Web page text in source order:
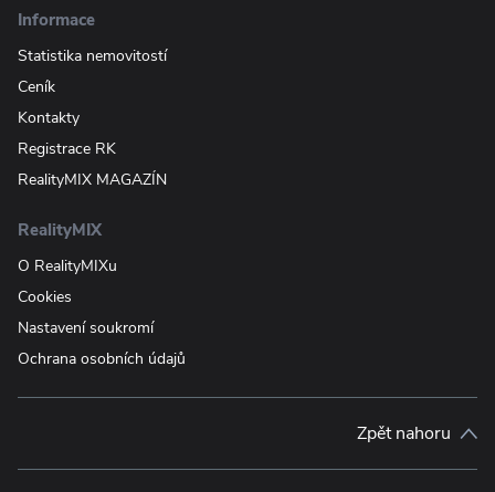
Informace
Statistika nemovitostí
Ceník
Kontakty
Registrace RK
RealityMIX MAGAZÍN
RealityMIX
O RealityMIXu
Cookies
Nastavení soukromí
Ochrana osobních údajů
Zpět nahoru